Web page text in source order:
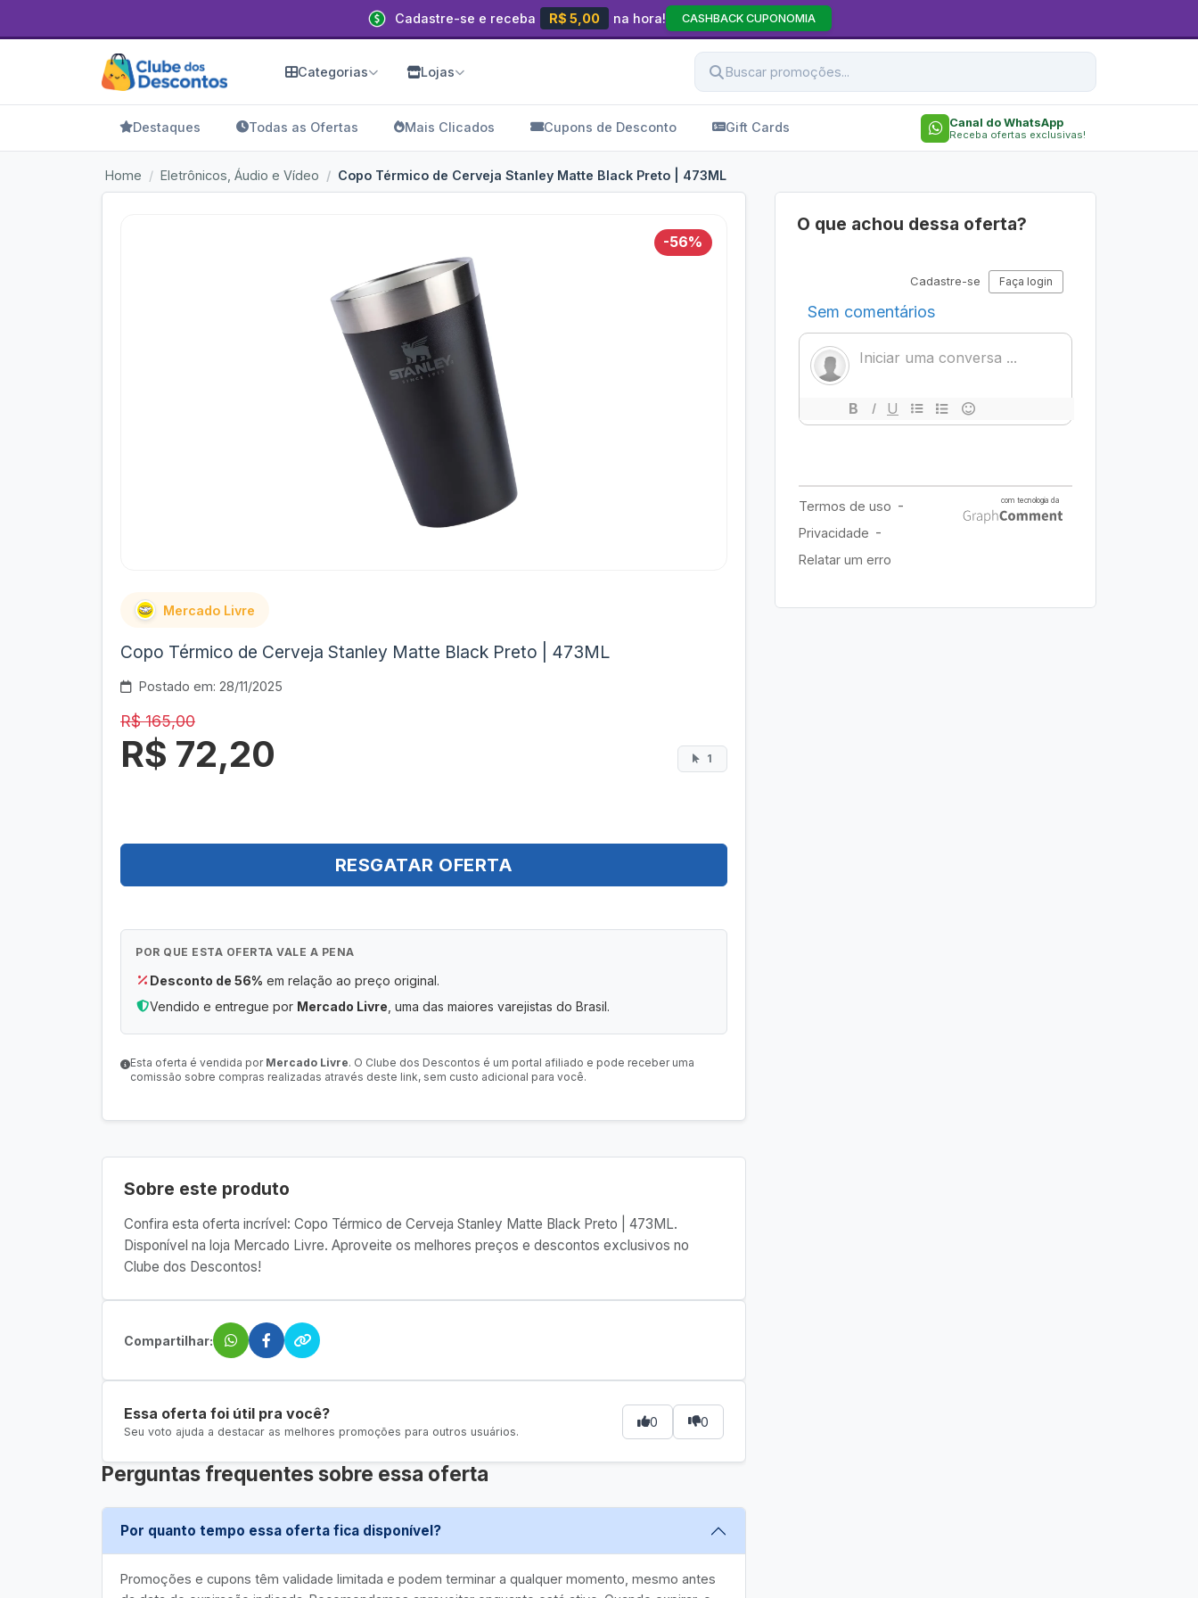
Cadastre-se e receba R$ 5,00 na hora! CASHBACK CUPONOMIA
Categorias Lojas
Destaques Todas as Ofertas Mais Clicados Cupons de Desconto Gift Cards Canal do WhatsApp
Receba ofertas exclusivas!
Home Eletrônicos, Áudio e Vídeo Copo Térmico de Cerveja Stanley Matte Black Preto | 473ML
-56%
Mercado Livre
Copo Térmico de Cerveja Stanley Matte Black Preto | 473ML
Postado em: 28/11/2025
R$ 165,00
R$ 72,20 1
RESGATAR OFERTA
POR QUE ESTA OFERTA VALE A PENA
Desconto de 56% em relação ao preço original.
Vendido e entregue por Mercado Livre , uma das maiores varejistas do Brasil.
Esta oferta é vendida por Mercado Livre. O Clube dos Descontos é um portal afiliado e pode receber uma
comissão sobre compras realizadas através deste link, sem custo adicional para você.
Sobre este produto
Confira esta oferta incrível: Copo Térmico de Cerveja Stanley Matte Black Preto | 473ML.
Disponível na loja Mercado Livre. Aproveite os melhores preços e descontos exclusivos no
Clube dos Descontos!
Compartilhar:
Essa oferta foi útil pra você?
Seu voto ajuda a destacar as melhores promoções para outros usuários.
0 0
Perguntas frequentes sobre essa oferta
Por quanto tempo essa oferta fica disponível?
Promoções e cupons têm validade limitada e podem terminar a qualquer momento, mesmo antes
O que achou dessa oferta?